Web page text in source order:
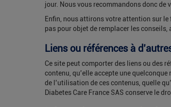
jour. Nous vous recommandons donc de
Enfin, nous attirons votre attention sur
pas pour objet de remplacer les
Liens ou références à
Ce site peut comporter des liens ou des
contenu, qu’elle accepte une
de l’utilisation de ces contenus, quelle
Diabetes Care France SAS conserve le